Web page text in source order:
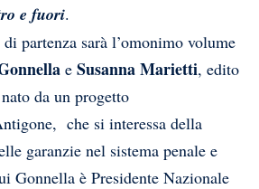
e fuori.
partenza sarà l’omonimo volume
e Susanna Marietti, edito
da un progetto
che si interessa della
garanzie nel sistema penale e
Gonnella è Presidente Nazionale